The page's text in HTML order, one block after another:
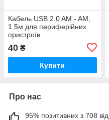
Кабель USB 2.0 AM - AM,
1.5м для периферійних
пристроїв
40 ₴
Купити
Про нас
95% позитивних з 708